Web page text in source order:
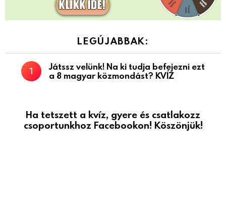
LEGÚJABBAK:
Játssz velünk! Na ki tudja befejezni ezt
a 8 magyar közmondást? KVÍZ
Ha tetszett a kvíz, gyere és csatlakozz
csoportunkhoz Facebookon! Köszönjük!